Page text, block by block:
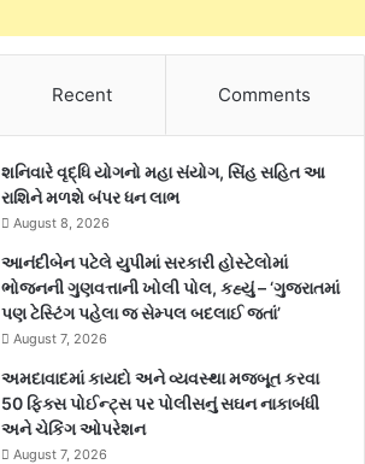
Recent Comments
શનિવારે વૃદ્ધિ યોગનો મહા સંયોગ, સિંહ સહિત આ
રાશિને મળશે બંપર ધન લાભ
August 8, 2026
આનંદીબેન પટેલે યુપીમાં સરકારી હોસ્ટેલોમાં
ભોજનની ગુણવત્તાની ખોલી પોલ, કહ્યું – ‘ગુજરાતમાં
પણ ટેસ્ટિંગ પહેલા જ સેમ્પલ બદલાઈ જતાં’
August 7, 2026
અમદાવાદમાં કાયદો અને વ્યવસ્થા મજબૂત કરવા
50 ફિક્સ પોઈન્ટ્સ પર પોલીસનું સઘન નાકાબંધી
અને ચેકિંગ ઓપરેશન
August 7, 2026